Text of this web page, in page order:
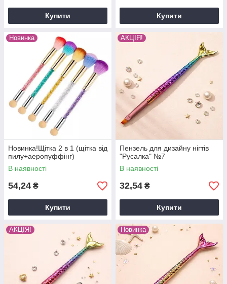
Купити Купити
Новинка
Новинка!Щітка 2 в 1 (щітка від
пилу+аеропуффінг)
В наявності
54,24 ₴
Купити
АКЦІЯ!
Пензель для дизайну нігтів
"Русалка" №7
В наявності
32,54 ₴
Купити
АКЦІЯ! Новинка